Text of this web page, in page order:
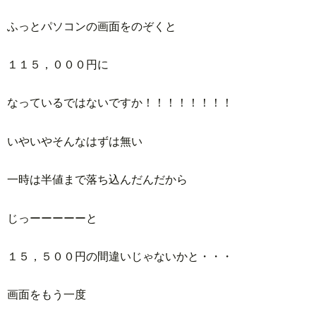
ふっとパソコンの画面をのぞくと
１１５，０００円に
なっているではないですか！！！！！！！！
いやいやそんなはずは無い
一時は半値まで落ち込んだんだから
じっーーーーーと
１５，５００円の間違いじゃないかと・・・
画面をもう一度